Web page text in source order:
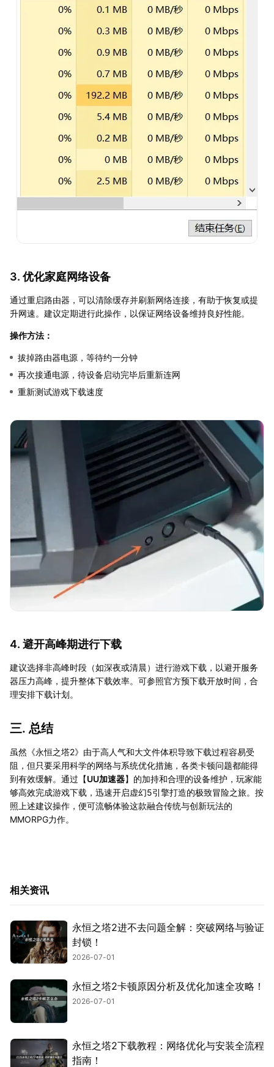
3. 优化家庭网络设备
通过重启路由器，可以清除缓存并刷新网络连接，有助于恢复或提
升网速。建议定期进行此操作，以保证网络设备维持良好性能。
操作方法：
拔掉路由器电源，等待约一分钟
再次接通电源，待设备启动完毕后重新连网
重新测试游戏下载速度
4. 避开高峰期进行下载
建议选择非高峰时段（如深夜或清晨）进行游戏下载，以避开服务
器压力高峰，提升整体下载效率。可参照官方预下载开放时间，合
理安排下载计划。
三. 总结
虽然《永恒之塔2》由于高人气和大文件体积导致下载过程容易受
阻，但只要采用科学的网络与系统优化措施，各类卡顿问题都能得
到有效缓解。通过【UU加速器】的加持和合理的设备维护，玩家能
够高效完成游戏下载，迅速开启虚幻5引擎打造的极致冒险之旅。按
照上述建议操作，便可流畅体验这款融合传统与创新玩法的
MMORPG力作。
相关资讯
永恒之塔2进不去问题全解：突破网络与验证
封锁！
2026-07-01
永恒之塔2卡顿原因分析及优化加速全攻略！
2026-07-01
永恒之塔2下载教程：网络优化与安装全流程
指南！